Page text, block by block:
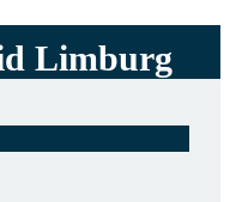
Limburg